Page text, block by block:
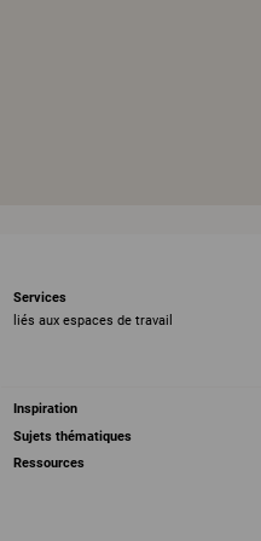
Services
liés aux espaces de travail
Inspiration
Sujets thématiques
Ressources